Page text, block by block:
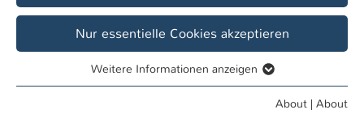
Zulassungsbedingungen für das Studium in
den Bachelorstudiengängen des
Fachbereiches Angewandte
Ingenieurwissenschaften
Nur essentielle Cookies akzeptieren
Essentielle Cookies werden für grundlegende Funktionen
Weitere Informationen anzeigen
About | About